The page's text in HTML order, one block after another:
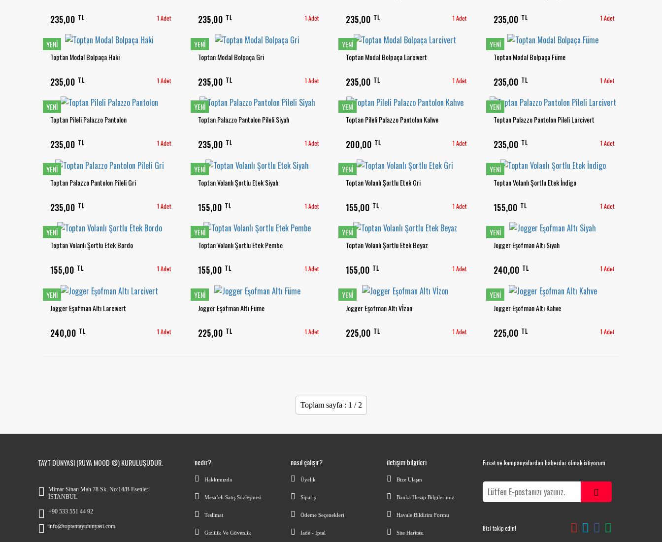
235,00 TL 1 Adet 235,00 TL 1 Adet 235,00 TL 1 Adet 235,00 TL 1 Adet
YENI
Toptan Modal Bolpaça Haki
235,00 TL 1 Adet
YENI
Toptan Modal Bolpaça Gri
235,00 TL 1 Adet
YENI
Toptan Modal Bolpaça Larcivert
235,00 TL 1 Adet
YENI
Toptan Modal Bolpaça Füme
235,00 TL 1 Adet
YENI
Toptan Pileli Palazzo Pantolon
235,00 TL 1 Adet
YENI
Toptan Palazzo Pantolon Pileli Siyah
235,00 TL 1 Adet
YENI
Toptan Pileli Palazzo Pantolon Kahve
200,00 TL 1 Adet
YENI
Toptan Palazzo Pantolon Pileli Larcivert
235,00 TL 1 Adet
YENI
Toptan Palazzo Pantolon Pileli Gri
235,00 TL 1 Adet
YENI
Toptan Volanlı Şortlu Etek Siyah
155,00 TL 1 Adet
YENI
Toptan Volanlı Şortlu Etek Gri
155,00 TL 1 Adet
YENI
Toptan Volanlı Şortlu Etek İndigo
155,00 TL 1 Adet
YENI
Toptan Volanlı Şortlu Etek Bordo
155,00 TL 1 Adet
YENI
Toptan Volanlı Şortlu Etek Pembe
155,00 TL 1 Adet
YENI
Toptan Volanlı Şortlu Etek Beyaz
155,00 TL 1 Adet
YENI
Jogger Eşofman Altı Siyah
240,00 TL 1 Adet
YENI
Jogger Eşofman Altı Larcivert
240,00 TL 1 Adet
YENI
Jogger Eşofman Altı Füme
225,00 TL 1 Adet
YENI
Jogger Eşofman Altı Vİzon
225,00 TL 1 Adet
YENI
Jogger Eşofman Altı Kahve
225,00 TL 1 Adet
Toplam sayfa : 1 / 2
TAYT DÜNYASI (RUYA MOOD ®) KURULUŞUDUR.
Mimar Sinan Mah 78 Sk. No:14/B Esenler
İSTANBUL
+90 533 551 44 92
info@toptantaytdunyasi.com
nedir?
Hakkımızda
Mesafeli Satış Sözleşmesi
Teslimat
Gizlilik Ve Güvenlik
nasıl çalışır?
Üyelik
Sipariş
Ödeme Seçenekleri
Iade - Iptal
iletişim bilgileri
Bize Ulaşın
Banka Hesap Bilgilerimiz
Havale Bildirim Formu
Site Haritası
Fırsat ve kampanyalardan haberdar olmak istiyorum
Bizi takip edin!